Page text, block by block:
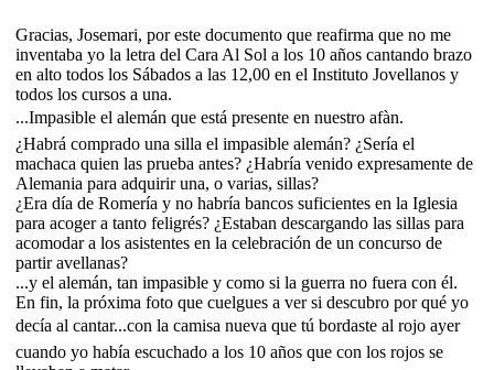
Gracias, Josemari, por este documento que reafirma que no me
inventaba yo la letra del Cara Al Sol a los 10 años cantando brazo
en alto todos los Sábados a las 12,00 en el Instituto Jovellanos y
todos los cursos a una.
...Impasible el alemán que está presente en nuestro afàn.
¿Habrá comprado una silla el impasible alemán? ¿Sería el
machaca quien las prueba antes? ¿Habría venido expresamente de
Alemania para adquirir una, o varias, sillas?
¿Era día de Romería y no habría bancos suficientes en la Iglesia
para acoger a tanto feligrés? ¿Estaban descargando las sillas para
acomodar a los asistentes en la celebración de un concurso de
partir avellanas?
...y el alemán, tan impasible y como si la guerra no fuera con él.
En fin, la próxima foto que cuelgues a ver si descubro por qué yo
decía al cantar...con la camisa nueva que tú bordaste al rojo ayer
cuando yo había escuchado a los 10 años que con los rojos se